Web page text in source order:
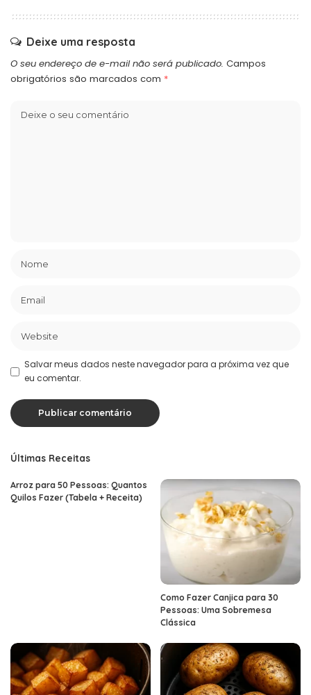
Deixe uma resposta
O seu endereço de e-mail não será publicado. Campos
obrigatórios são marcados com *
Salvar meus dados neste navegador para a próxima vez que
eu comentar.
Últimas Receitas
Arroz para 50 Pessoas: Quantos
Quilos Fazer (Tabela + Receita)
Como Fazer Canjica para 30
Pessoas: Uma Sobremesa
Clássica